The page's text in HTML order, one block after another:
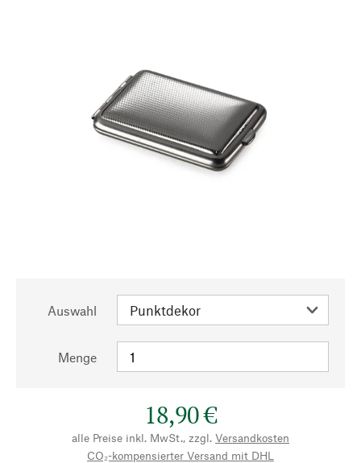
Auswahl
Menge
18,90 €
alle Preise inkl. MwSt., zzgl. Versandkosten
CO₂-kompensierter Versand mit DHL